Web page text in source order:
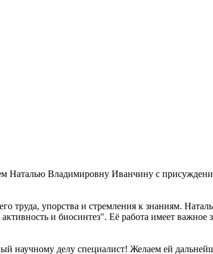
Наталью Владимировну Иванчину с
труда, упорства и стремления к знаниям.
и биосинтез". Её работа имеет
научному делу специалист! Желаем ей